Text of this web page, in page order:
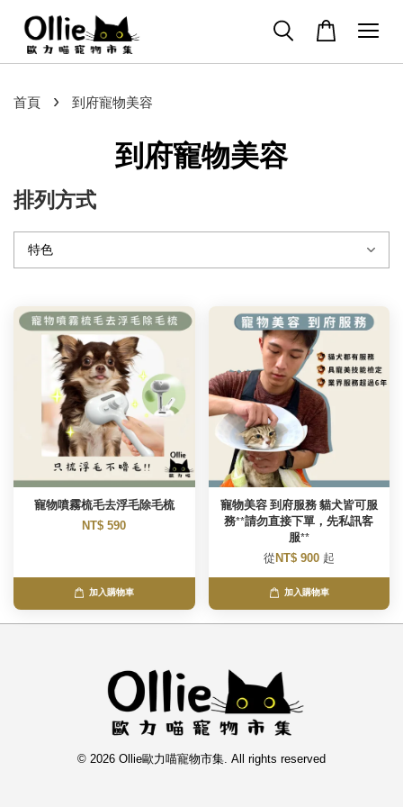
首頁 › 到府寵物美容
到府寵物美容
排列方式
寵物噴霧梳毛去浮毛除毛梳
NT$ 590
加入購物車
寵物美容 到府服務 貓犬皆可服
務**請勿直接下單，先私訊客
服**
從 NT$ 900 起
加入購物車
© 2026 Ollie歐力喵寵物市集. All rights reserved